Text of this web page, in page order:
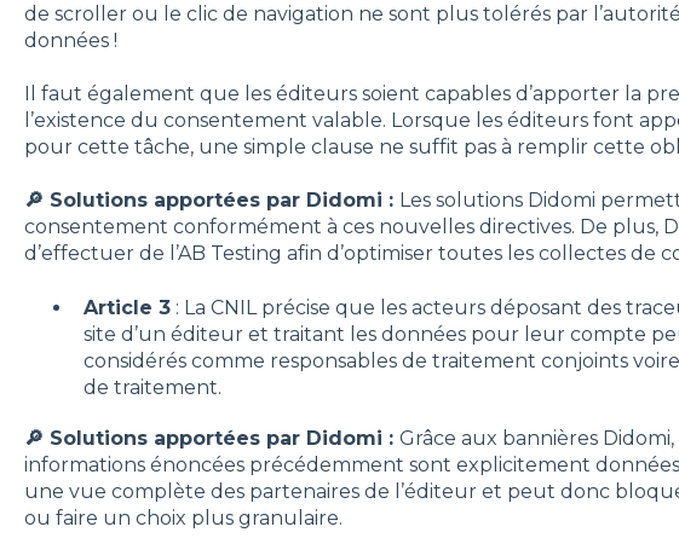
de scroller ou le clic de navigation ne sont plus tolérés par
données !
Il faut également que les éditeurs soient capables d’apporter la
l’existence du consentement valable. Lorsque les éditeurs font
pour cette tâche, une simple clause ne suffit pas à remplir cette
🔎 Solutions apportées par Didomi : Les solutions Didomi
consentement conformément à ces nouvelles directives. De plus,
d’effectuer de l’AB Testing afin d’optimiser toutes les collectes de
Article 3: La CNIL précise que les acteurs déposant des
site d’un éditeur et traitant les données pour leur compte
considérés comme responsables de traitement conjoints
de traitement.
🔎 Solutions apportées par Didomi : Grâce aux bannières Didomi,
informations énoncées précédemment sont explicitement données.
une vue complète des partenaires de l’éditeur et peut donc
ou faire un choix plus granulaire.